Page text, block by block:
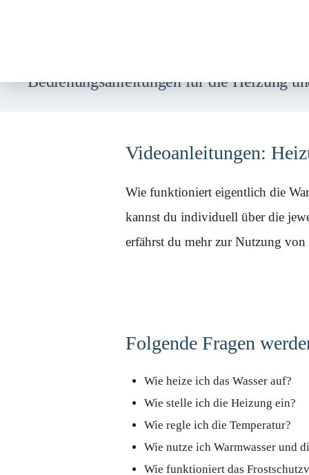
InhaltBedienungsanleitungen für die Heizung
Videoanleitungen:
Wie funktioniert eigentlich die
kannst du individuell über die
erfährst du mehr zur Nutzung
Folgende Fragen
Wie heize ich das Wasser auf?
Wie stelle ich die Heizung ein?
Wie regle ich die Temperatur?
Wie nutze ich Warmwasser und
Wie funktioniert das